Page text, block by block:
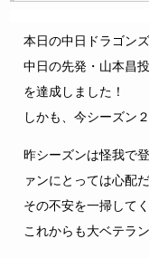
本日の中日ドラゴン
中日の先発・山本昌
を達成しました！
しかも、今シーズン
昨シーズンは怪我で
ァンにとっては心配
その不安を一掃して
これからも大ベテラ